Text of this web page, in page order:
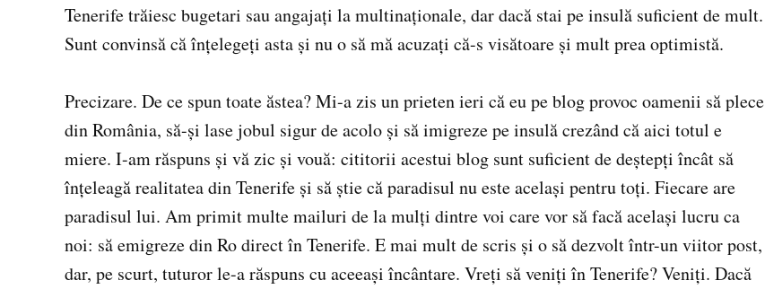
Tenerife trăiesc bugetari sau angajaţi la multinaţionale, dar dacă stai pe insulă suficient de mult.
Sunt convinsă că înţelegeţi asta şi nu o să mă acuzaţi că-s visătoare şi mult prea optimistă.
Precizare. De ce spun toate ăstea? Mi-a zis un prieten ieri că eu pe blog provoc oamenii să plece
din România, să-şi lase jobul sigur de acolo şi să imigreze pe insulă crezând că aici totul e
miere. I-am răspuns şi vă zic şi vouă: cititorii acestui blog sunt suficient de deştepţi încât să
înţeleagă realitatea din Tenerife şi să ştie că paradisul nu este acelaşi pentru toţi. Fiecare are
paradisul lui. Am primit multe mailuri de la mulţi dintre voi care vor să facă acelaşi lucru ca
noi: să emigreze din Ro direct în Tenerife. E mai mult de scris şi o să dezvolt într-un viitor post,
dar, pe scurt, tuturor le-a răspuns cu aceeaşi încântare. Vreţi să veniţi în Tenerife? Veniţi. Dacă